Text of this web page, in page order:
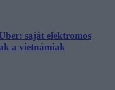
saját elektromos
a vietnámiak